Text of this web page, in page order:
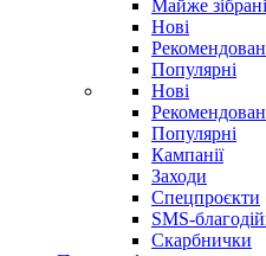
Майже зібрані
Нові
Популярні
Нові
Популярні
Кампанії
Заходи
Спецпроєкти
SMS-
Скарбнички